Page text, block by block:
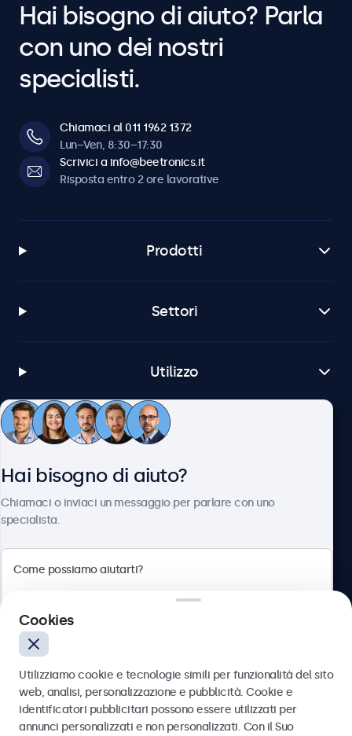
Hai bisogno di aiuto? Parla
con uno dei nostri
specialisti.
Chiamaci al 011 1962 1372
Lun–Ven, 8:30–17:30
Scrivici a info@beetronics.it
Risposta entro 2 ore lavorative
Prodotti
Settori
Utilizzo
Servizio Clienti
Italiano
Hai bisogno di aiuto?
Chiamaci o inviaci un messaggio per parlare con uno
specialista.
Inviare
Cookies
Utilizziamo cookie e tecnologie simili per funzionalità del sito
web, analisi, personalizzazione e pubblicità. Cookie e
identificatori pubblicitari possono essere utilizzati per
annunci personalizzati e non personalizzati. Con il Suo